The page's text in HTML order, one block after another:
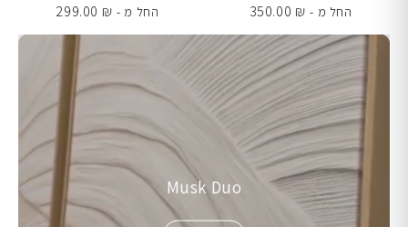
החל מ -
350.00 ₪
החל מ -
299.00 ₪
Musk Duo